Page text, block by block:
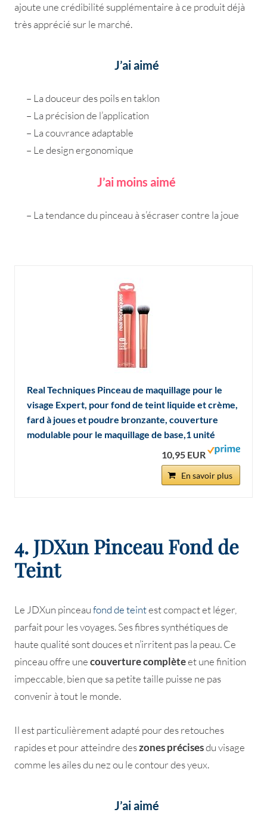
ajoute une crédibilité supplémentaire à ce produit déjà
très apprécié sur le marché.
J’ai aimé
– La douceur des poils en taklon
– La précision de l’application
– La couvrance adaptable
– Le design ergonomique
J’ai moins aimé
– La tendance du pinceau à s’écraser contre la joue
Real Techniques Pinceau de maquillage pour le
visage Expert, pour fond de teint liquide et crème,
fard à joues et poudre bronzante, couverture
modulable pour le maquillage de base,1 unité
10,95 EUR
En savoir plus
4. JDXun Pinceau Fond de
Teint
Le JDXun pinceaufond de teintest compact et léger,
parfait pour les voyages. Ses fibres synthétiques de
haute qualité sont douces et n’irritent pas la peau. Ce
pinceau offre unecouverture complèteet une finition
impeccable, bien que sa petite taille puisse ne pas
convenir à tout le monde.
Il est particulièrement adapté pour des retouches
rapides et pour atteindre deszones précisesdu visage
comme les ailes du nez ou le contour des yeux.
J’ai aimé